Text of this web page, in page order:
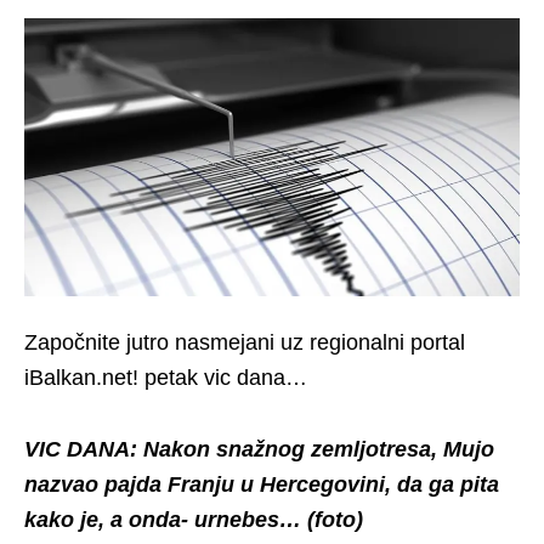
Započnite jutro nasmejani uz regionalni portal
iBalkan.net! petak vic dana…
VIC DANA: Nakon snažnog zemljotresa, Mujo
nazvao pajda Franju u Hercegovini, da ga pita
kako je, a onda- urnebes… (foto)